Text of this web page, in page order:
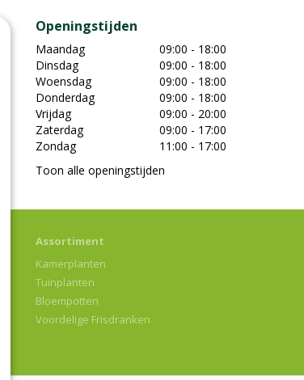
Openingstijden
Maandag
09:00 - 18:00
Dinsdag
09:00 - 18:00
Woensdag
09:00 - 18:00
Donderdag
09:00 - 18:00
Vrijdag
09:00 - 20:00
Zaterdag
09:00 - 17:00
Zondag
11:00 - 17:00
Toon alle openingstijden
Assortiment
Kamerplanten
Tuinplanten
Bloempotten
Voordelige Frisdranken